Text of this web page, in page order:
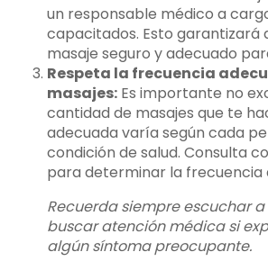
un responsable médico a
capacitados. Esto garantizará
masaje seguro y adecuado
Respeta la frecuencia
masajes: Es importante no
cantidad de masajes que te
adecuada varía según cada
condición de salud. Consulta
para determinar la frecuencia
Recuerda siempre escuchar
buscar atención médica si
algún síntoma preocupante.